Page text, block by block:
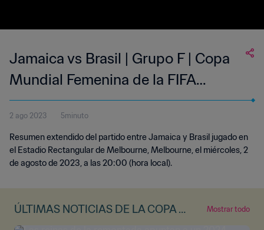
Jamaica vs Brasil | Grupo F | Copa
Mundial Femenina de la FIFA
Australia & Nueva Zelanda 2023™ |
Highlights Extendidos
2 ago 2023 5minuto
Resumen extendido del partido entre Jamaica y Brasil jugado en
el Estadio Rectangular de Melbourne, Melbourne, el miércoles, 2
de agosto de 2023, a las 20:00 (hora local).
ÚLTIMAS NOTICIAS DE LA COPA M
UNDIAL FEMENINA DE LA FIFA™
Mostrar todo